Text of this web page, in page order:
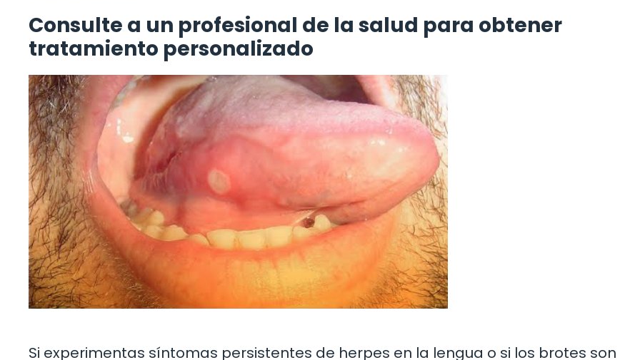
Consulte a un profesional de la salud para obtener
tratamiento personalizado
Si experimentas síntomas persistentes de herpes en la lengua o si los brotes son